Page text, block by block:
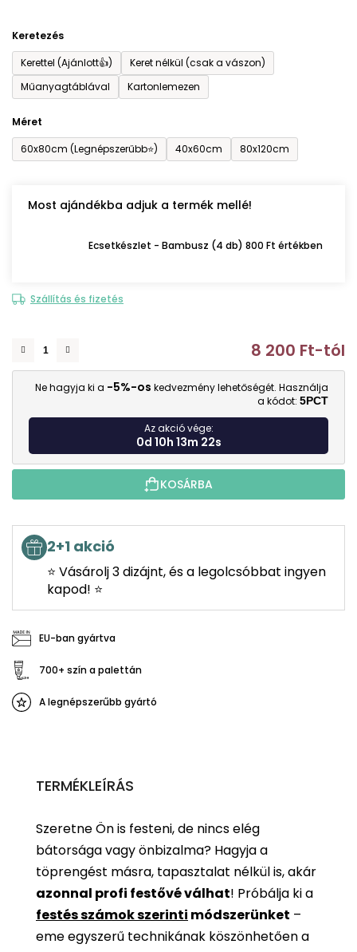
Keretezés
Kerettel (Ajánlott👍)
Keret nélkül (csak a vászon)
Műanyagtáblával
Kartonlemezen
Méret
60x80cm (Legnépszerűbb⭐)
40x60cm 80x120cm
Most ajándékba adjuk a termék mellé!
Ecsetkészlet - Bambusz (4 db) 800 Ft értékben
Szállítás és fizetés
8 200 Ft-tól
Ne hagyja ki a -5%-os kedvezmény lehetőségét. Használja
a kódot: 5PCT
Az akció vége:
0d 10h 13m 21s
KOSÁRBA
2+1 akció
⭐ Vásárolj 3 dizájnt, és a legolcsóbbat ingyen
kapod! ⭐
EU-ban gyártva
700+ szín a palettán
A legnépszerűbb gyártó
TERMÉKLEÍRÁS
Szeretne Ön is festeni, de nincs elég
bátorsága vagy önbizalma? Hagyja a
töprengést másra, tapasztalat nélkül is, akár
azonnal profi festővé válhat! Próbálja ki a
festés számok szerinti módszerünket –
eme egyszerű technikának köszönhetően a